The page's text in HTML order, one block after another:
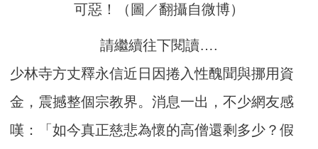
可惡！（圖／翻攝自微博）
請繼續往下閱讀….
少林寺方丈釋永信近日因捲入性醜聞與挪用資
金，震撼整個宗教界。消息一出，不少網友感
嘆：「如今真正慈悲為懷的高僧還剩多少？假